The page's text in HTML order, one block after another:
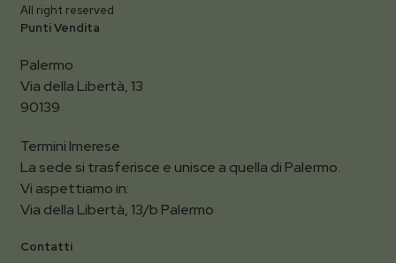
All right reserved
Punti Vendita
Palermo
Via della Libertà, 13
90139
Termini Imerese
La sede si trasferisce e unisce a quella di Palermo.
Vi aspettiamo in:
Via della Libertà, 13/b Palermo
Contatti